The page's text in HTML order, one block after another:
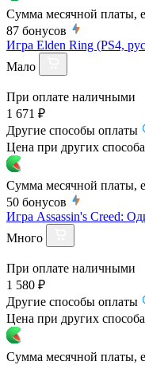
Сумма месячной платы,
87 бонусов
Игра Elden Ring (PS4,
Мало
При оплате наличными
1 671 ₽
Другие способы оплаты
Цена при других
Сумма месячной платы,
50 бонусов
Игра Assassin's Creed:
Много
При оплате наличными
1 580 ₽
Другие способы оплаты
Цена при других
Сумма месячной платы,